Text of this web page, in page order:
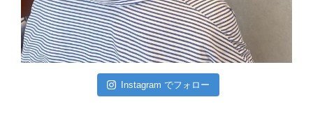
Instagram でフォロー